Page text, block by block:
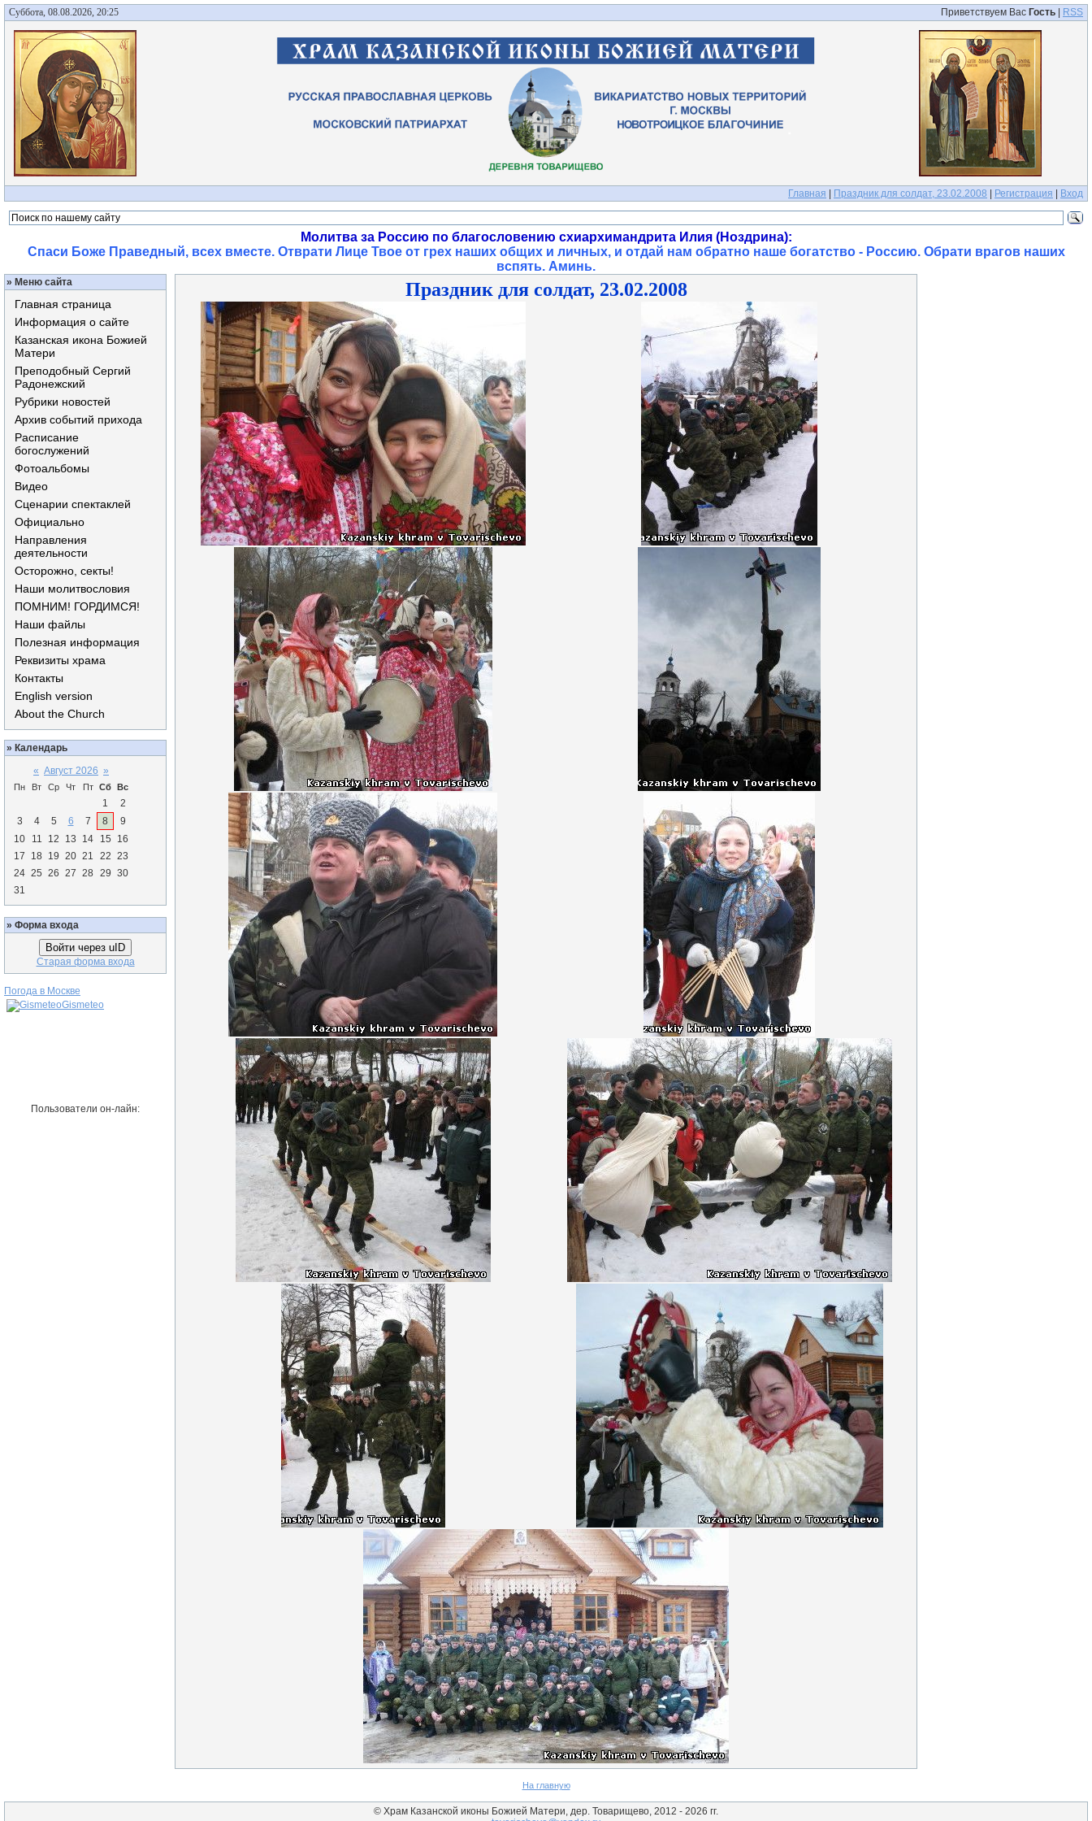
Суббота, 08.08.2026, 20:25 Приветствуем Вас Гость RSS
Главная Праздник для солдат, 23.02.2008 Регистрация Вход
Молитва за Россию по благословению схиархимандрита Илия (Ноздрина):
Спаси Боже Праведный, всех вместе. Отврати Лице Твое от грех наших общих и личных, и отдай нам обратно наше богатство - Россию. Обрати врагов наших
вспять. Аминь.
» Меню сайта
Главная страница
Информация о сайте
Казанская икона Божией
Матери
Преподобный Сергий
Радонежский
Рубрики новостей
Архив событий прихода
Расписание
богослужений
Фотоальбомы
Видео
Сценарии спектаклей
Официально
Направления
деятельности
Осторожно, секты!
Наши молитвословия
ПОМНИМ! ГОРДИМСЯ!
Наши файлы
Полезная информация
Реквизиты храма
Контакты
English version
About the Church
» Календарь
« Август 2026 »
Пн Вт Ср Чт Пт Сб Вс
1
2
3
4 5 6 7 8
9
10
11 12 13 14 15
16
17
18 19 20 21 22 23
24 25 26 27 28 29 30
31
» Форма входа
Войти через uID
Старая форма входа
Погода в Москве
Gismeteo
Пользователи он-лайн:
Праздник для солдат, 23.02.2008
На главную
© Храм Казанской иконы Божией Матери, дер. Товарищево, 2012 - 2026 гг.